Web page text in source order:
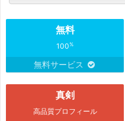
無料
100%
無料サービス
真剣
高品質プロフィール